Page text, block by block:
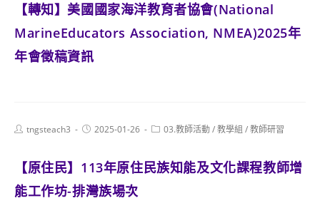
【轉知】美國國家海洋教育者協會(National
MarineEducators Association, NMEA)2025年
年會徵稿資訊
Posttngsteach3
Post2025-01-26
Post03.教師活動/教學組 /教師研習
【原住民】113年原住民族知能及文化課程教師增
能工作坊-排灣族場次